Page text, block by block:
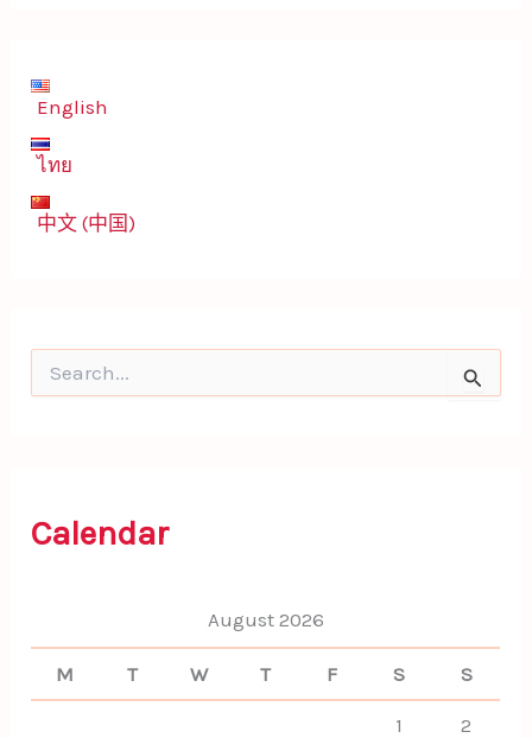
English
ไทย
中文 (中国)
e
o
Calendar
August 2026
M T W T F S S
1
2